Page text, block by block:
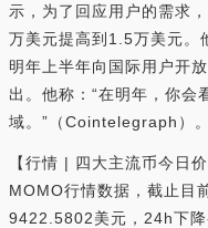
示，为了回应用户的需求
万美元提高到1.5万美元。
明年上半年向国际用户开
出。他称：“在明年，你会
域。”（Cointelegraph）。
【行情 | 四大主流币今日
MOMO行情数据，截止目
9422.5802美元，24h下